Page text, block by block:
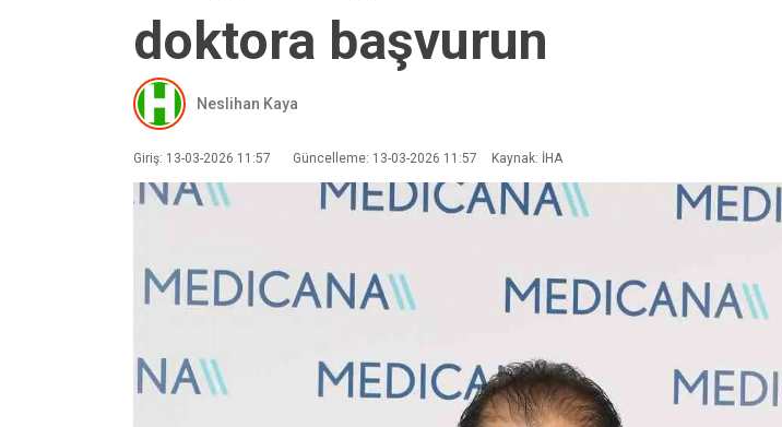
doktora başvurun
Neslihan Kaya
Giriş: 13-03-2026 11:57 Güncelleme: 13-03-2026 11:57 Kaynak: İHA